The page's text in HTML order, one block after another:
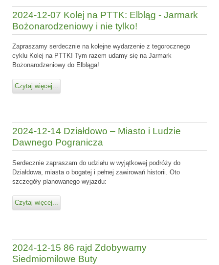
2024-12-07 Kolej na PTTK: Elbląg - Jarmark
Bożonarodzeniowy i nie tylko!
Zapraszamy serdecznie na kolejne wydarzenie z tegorocznego
cyklu Kolej na PTTK! Tym razem udamy się na Jarmark
Bożonarodzeniowy do Elbląga!
Czytaj więcej...
2024-12-14 Działdowo – Miasto i Ludzie
Dawnego Pogranicza
Serdecznie zapraszam do udziału w wyjątkowej podróży do
Działdowa, miasta o bogatej i pełnej zawirowań historii. Oto
szczegóły planowanego wyjazdu:
Czytaj więcej...
2024-12-15 86 rajd Zdobywamy
Siedmiomilowe Buty